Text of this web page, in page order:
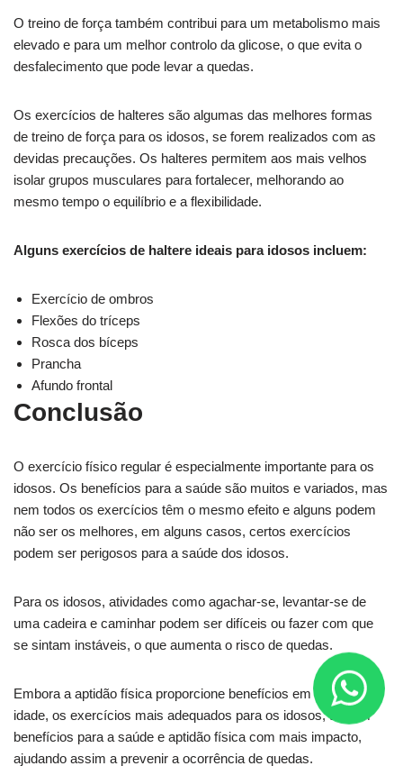
O treino de força também contribui para um metabolismo mais
elevado e para um melhor controlo da glicose, o que evita o
desfalecimento que pode levar a quedas.
Os exercícios de halteres são algumas das melhores formas
de treino de força para os idosos, se forem realizados com as
devidas precauções. Os halteres permitem aos mais velhos
isolar grupos musculares para fortalecer, melhorando ao
mesmo tempo o equilíbrio e a flexibilidade.
Alguns exercícios de haltere ideais para idosos incluem:
Exercício de ombros
Flexões do tríceps
Rosca dos bíceps
Prancha
Afundo frontal
Conclusão
O exercício físico regular é especialmente importante para os
idosos. Os benefícios para a saúde são muitos e variados, mas
nem todos os exercícios têm o mesmo efeito e alguns podem
não ser os melhores, em alguns casos, certos exercícios
podem ser perigosos para a saúde dos idosos.
Para os idosos, atividades como agachar-se, levantar-se de
uma cadeira e caminhar podem ser difíceis ou fazer com que
se sintam instáveis, o que aumenta o risco de quedas.
Embora a aptidão física proporcione benefícios em qualquer
idade, os exercícios mais adequados para os idosos, trazem
benefícios para a saúde e aptidão física com mais impacto,
ajudando assim a prevenir a ocorrência de quedas.